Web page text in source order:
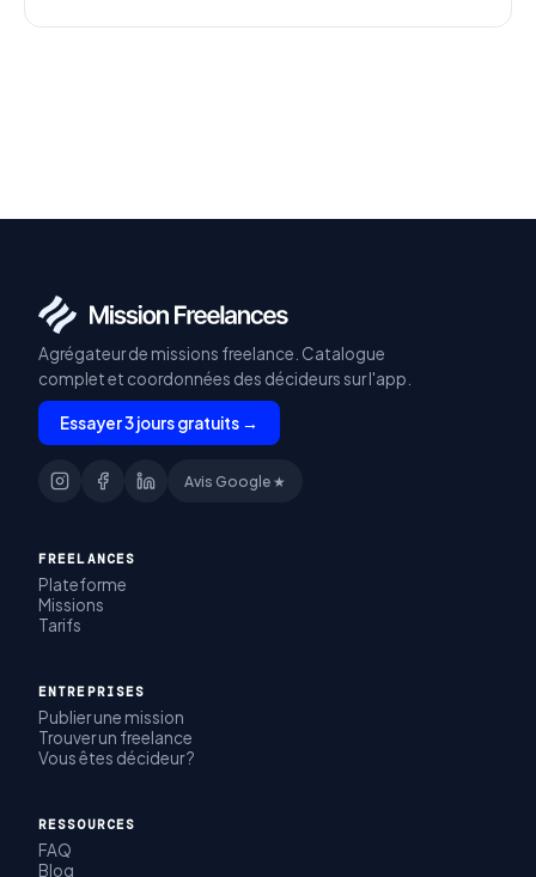
Agrégateur de missions freelance. Catalogue
complet et coordonnées des décideurs sur l'app.
Essayer 3 jours gratuits →
Avis Google ★
FREELANCES
Plateforme
Missions
Tarifs
ENTREPRISES
Publier une mission
Trouver un freelance
Vous êtes décideur ?
RESSOURCES
FAQ
Blog